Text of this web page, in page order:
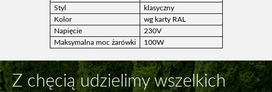
Styl
klasyczny
Kolor
wg karty RAL
Napięcie
230V
Maksymalna moc żarówki
100W
Z chęcią udzielimy wszelkich